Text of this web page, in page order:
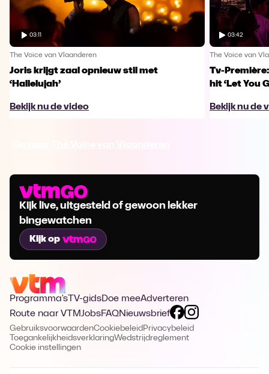
03:11
The Voice van Vlaanderen
Joris krijgt zaal opnieuw stil met
‘Hallelujah’
Bekijk nu de video
03:42
The Voice van
Tv-
hit ‘Let You
Bekijk nu de
Kijk live, uitgesteld of gewoon lekker
bingewatchen
Kijk op
Programma's TV-gidsDoe meeAdverteren
Route naar VTMJobsFAQNieuwsbrief
GebruiksvoorwaardenCookiebeleid Privacybeleid
ToegankelijkheidsverklaringWedstrijdreglement
Cookie instellingen